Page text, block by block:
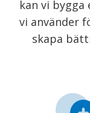
kan vi
vi använder
skapa